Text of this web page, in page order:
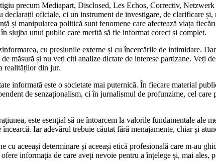
precum Mediapart, Disclosed, Les Echos, Correctiv,
oficiale, ci un instrument de investigare, de clarificare
și manipularea politică sunt fenomene care afectează viața
slujba unui public care merită să fie informat corect și complet.
cu presiunile externe și cu încercările de intimidare.
măsură și nu veți citi analize dictate de interese partizane. Veți
realităților din jur.
informată este o societate mai puternică. În fiecare material
de senzaționalism, ci în jurnalismul de profunzime, cel care
este esențial să ne întoarcem la valorile fundamentale ale
Iar adevărul trebuie căutat fără menajamente, chiar și
cu aceeași determinare și aceeași etică profesională care m-au
informația de care aveți nevoie pentru a înțelege și, mai ales,